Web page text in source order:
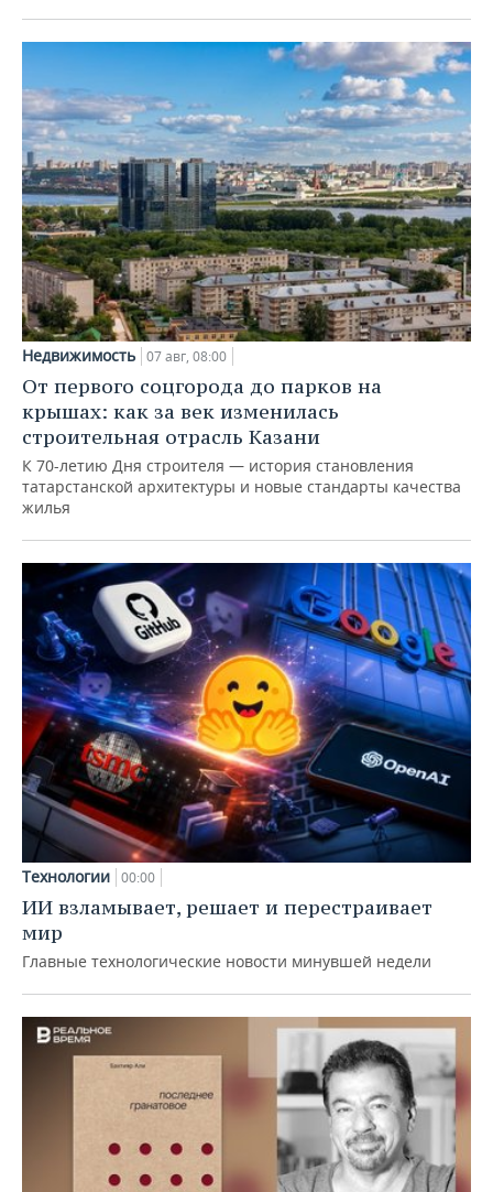
Недвижимость 07 авг, 08:00
От первого соцгорода до парков на
крышах: как за век изменилась
строительная отрасль Казани
К 70-летию Дня строителя — история становления
татарстанской архитектуры и новые стандарты качества
жилья
Технологии 00:00
ИИ взламывает, решает и перестраивает
мир
Главные технологические новости минувшей недели